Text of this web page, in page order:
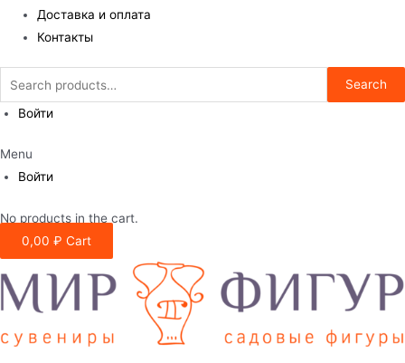
Доставка и оплата
Контакты
Search
for:
Search
Войти
Menu
Войти
No products in the cart.
0,00 ₽ Cart